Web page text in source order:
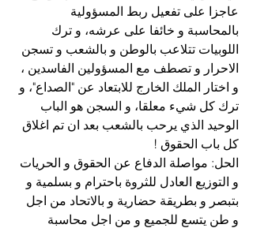
عاجزا على تفعيل ربط المسؤولية
بالمحاسبة و خائفا على عرشه، و ترك
اللوبيات تتلاعب بالوطن و بالشعب و تسجن
الاحرار و تصطف مع المسؤولين الفاسدين ،
و اختار الملك الخارج للابتعاد عن "الصداع"، و
ترك كل شيء معلقا، و السجن هو الباب
الوحيد الذي يرحب بالشعب بعد ان تم اغلاق
كل باب الحقوق !
الحل: مواصلة الدفاع عن الحقوق و الحريات
و التوزيع العادل للثروة باحترام و بسلمية و
بتبصر و بطريقة حضارية و بالاتحاد من اجل
و طن يتسع للجميع و من اجل محاسبة